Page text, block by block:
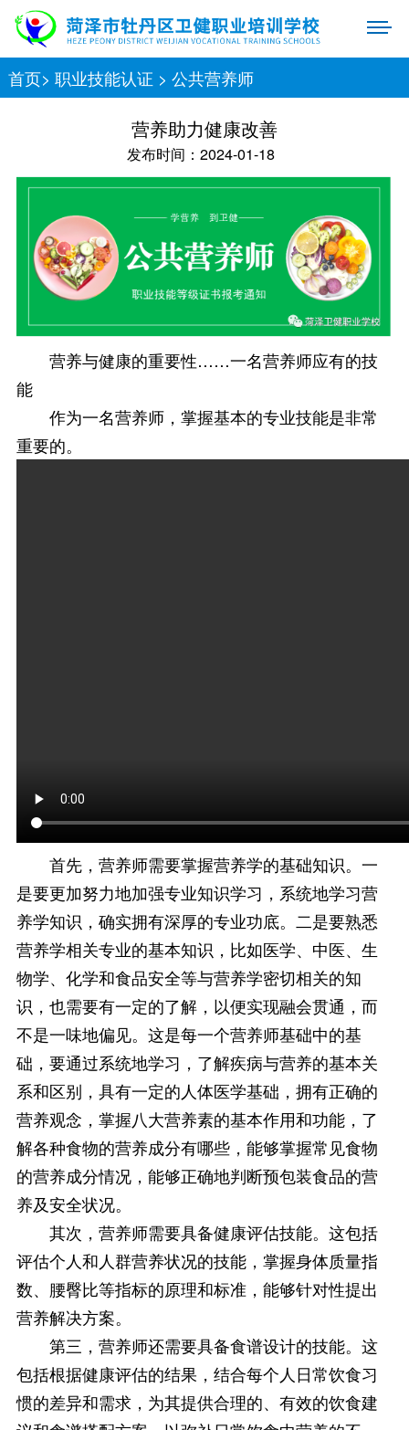
首页> 职业技能认证 > 公共营养师
营养助力健康改善
发布时间：2024-01-18
营养与健康的重要性……一名营养师应有的技
能
作为一名营养师，掌握基本的专业技能是非常
重要的。
首先，营养师需要掌握营养学的基础知识。一
是要更加努力地加强专业知识学习，系统地学习营
养学知识，确实拥有深厚的专业功底。二是要熟悉
营养学相关专业的基本知识，比如医学、中医、生
物学、化学和食品安全等与营养学密切相关的知
识，也需要有一定的了解，以便实现融会贯通，而
不是一味地偏见。这是每一个营养师基础中的基
础，要通过系统地学习，了解疾病与营养的基本关
系和区别，具有一定的人体医学基础，拥有正确的
营养观念，掌握八大营养素的基本作用和功能，了
解各种食物的营养成分有哪些，能够掌握常见食物
的营养成分情况，能够正确地判断预包装食品的营
养及安全状况。
其次，营养师需要具备健康评估技能。这包括
评估个人和人群营养状况的技能，掌握身体质量指
数、腰臀比等指标的原理和标准，能够针对性提出
营养解决方案。
第三，营养师还需要具备食谱设计的技能。这
包括根据健康评估的结果，结合每个人日常饮食习
惯的差异和需求，为其提供合理的、有效的饮食建